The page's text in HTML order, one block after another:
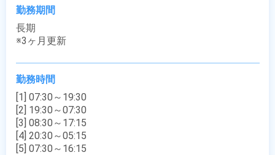
勤務期間
長期
※3ヶ月更新
勤務時間
[1] 07:30～19:30
[2] 19:30～07:30
[3] 08:30～17:15
[4] 20:30～05:15
[5] 07:30～16:15